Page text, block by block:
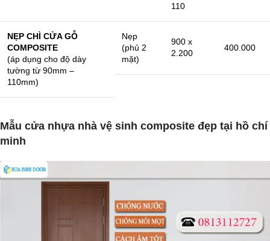
110
NẸP CHÌ CỬA GỖ
COMPOSITE
(áp dụng cho độ dày
tường từ 90mm –
110mm)
Nẹp
(phủ 2
mặt)
900 x
2.200
400.000
Mẫu cửa nhựa nhà vệ sinh composite đẹp tại hồ chí
minh